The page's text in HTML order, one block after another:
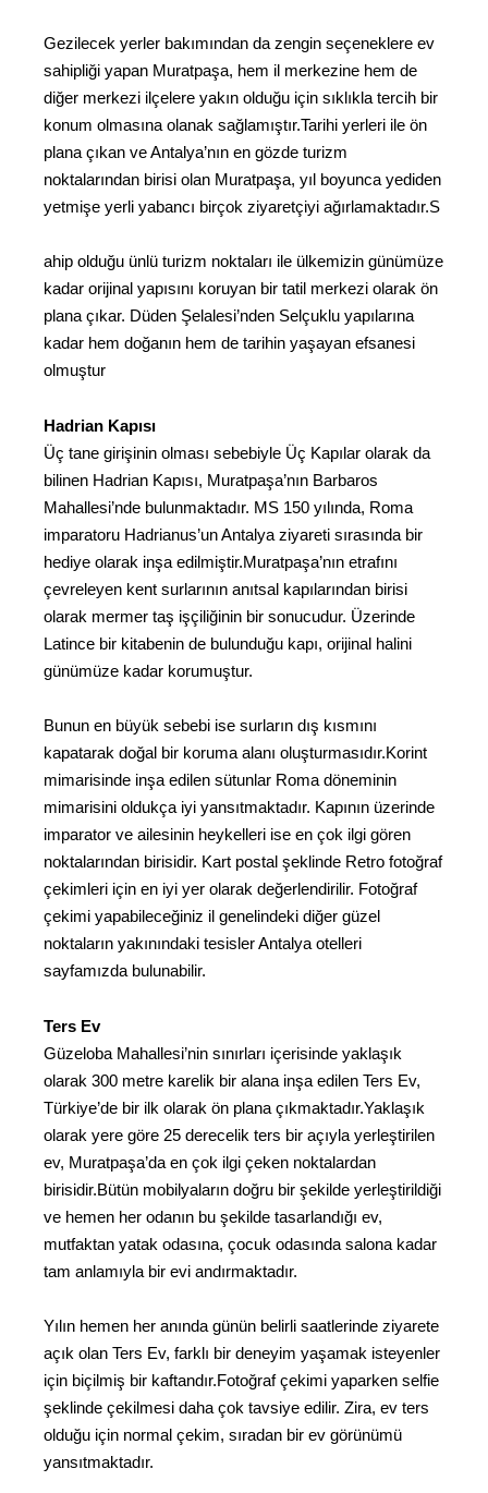
Gezilecek yerler bakımından da zengin seçeneklere ev
sahipliği yapan Muratpaşa, hem il merkezine hem de
diğer merkezi ilçelere yakın olduğu için sıklıkla tercih bir
konum olmasına olanak sağlamıştır.Tarihi yerleri ile ön
plana çıkan ve Antalya’nın en gözde turizm
noktalarından birisi olan Muratpaşa, yıl boyunca yediden
yetmişe yerli yabancı birçok ziyaretçiyi ağırlamaktadır.S
ahip olduğu ünlü turizm noktaları ile ülkemizin günümüze
kadar orijinal yapısını koruyan bir tatil merkezi olarak ön
plana çıkar. Düden Şelalesi’nden Selçuklu yapılarına
kadar hem doğanın hem de tarihin yaşayan efsanesi
olmuştur
Hadrian Kapısı
Üç tane girişinin olması sebebiyle Üç Kapılar olarak da
bilinen Hadrian Kapısı, Muratpaşa’nın Barbaros
Mahallesi’nde bulunmaktadır. MS 150 yılında, Roma
imparatoru Hadrianus’un Antalya ziyareti sırasında bir
hediye olarak inşa edilmiştir.Muratpaşa’nın etrafını
çevreleyen kent surlarının anıtsal kapılarından birisi
olarak mermer taş işçiliğinin bir sonucudur. Üzerinde
Latince bir kitabenin de bulunduğu kapı, orijinal halini
günümüze kadar korumuştur.
Bunun en büyük sebebi ise surların dış kısmını
kapatarak doğal bir koruma alanı oluşturmasıdır.Korint
mimarisinde inşa edilen sütunlar Roma döneminin
mimarisini oldukça iyi yansıtmaktadır. Kapının üzerinde
imparator ve ailesinin heykelleri ise en çok ilgi gören
noktalarından birisidir. Kart postal şeklinde Retro fotoğraf
çekimleri için en iyi yer olarak değerlendirilir. Fotoğraf
çekimi yapabileceğiniz il genelindeki diğer güzel
noktaların yakınındaki tesisler Antalya otelleri
sayfamızda bulunabilir.
Ters Ev
Güzeloba Mahallesi’nin sınırları içerisinde yaklaşık
olarak 300 metre karelik bir alana inşa edilen Ters Ev,
Türkiye’de bir ilk olarak ön plana çıkmaktadır.Yaklaşık
olarak yere göre 25 derecelik ters bir açıyla yerleştirilen
ev, Muratpaşa’da en çok ilgi çeken noktalardan
birisidir.Bütün mobilyaların doğru bir şekilde yerleştirildiği
ve hemen her odanın bu şekilde tasarlandığı ev,
mutfaktan yatak odasına, çocuk odasında salona kadar
tam anlamıyla bir evi andırmaktadır.
Yılın hemen her anında günün belirli saatlerinde ziyarete
açık olan Ters Ev, farklı bir deneyim yaşamak isteyenler
için biçilmiş bir kaftandır.Fotoğraf çekimi yaparken selfie
şeklinde çekilmesi daha çok tavsiye edilir. Zira, ev ters
olduğu için normal çekim, sıradan bir ev görünümü
yansıtmaktadır.